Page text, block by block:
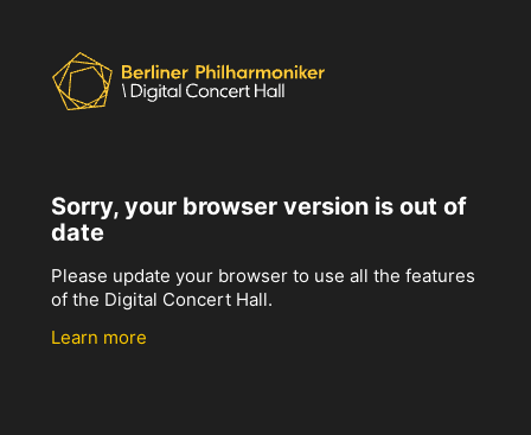
Sorry, your browser version is out of
date
Please update your browser to use all the features
of the Digital Concert Hall.
Learn more